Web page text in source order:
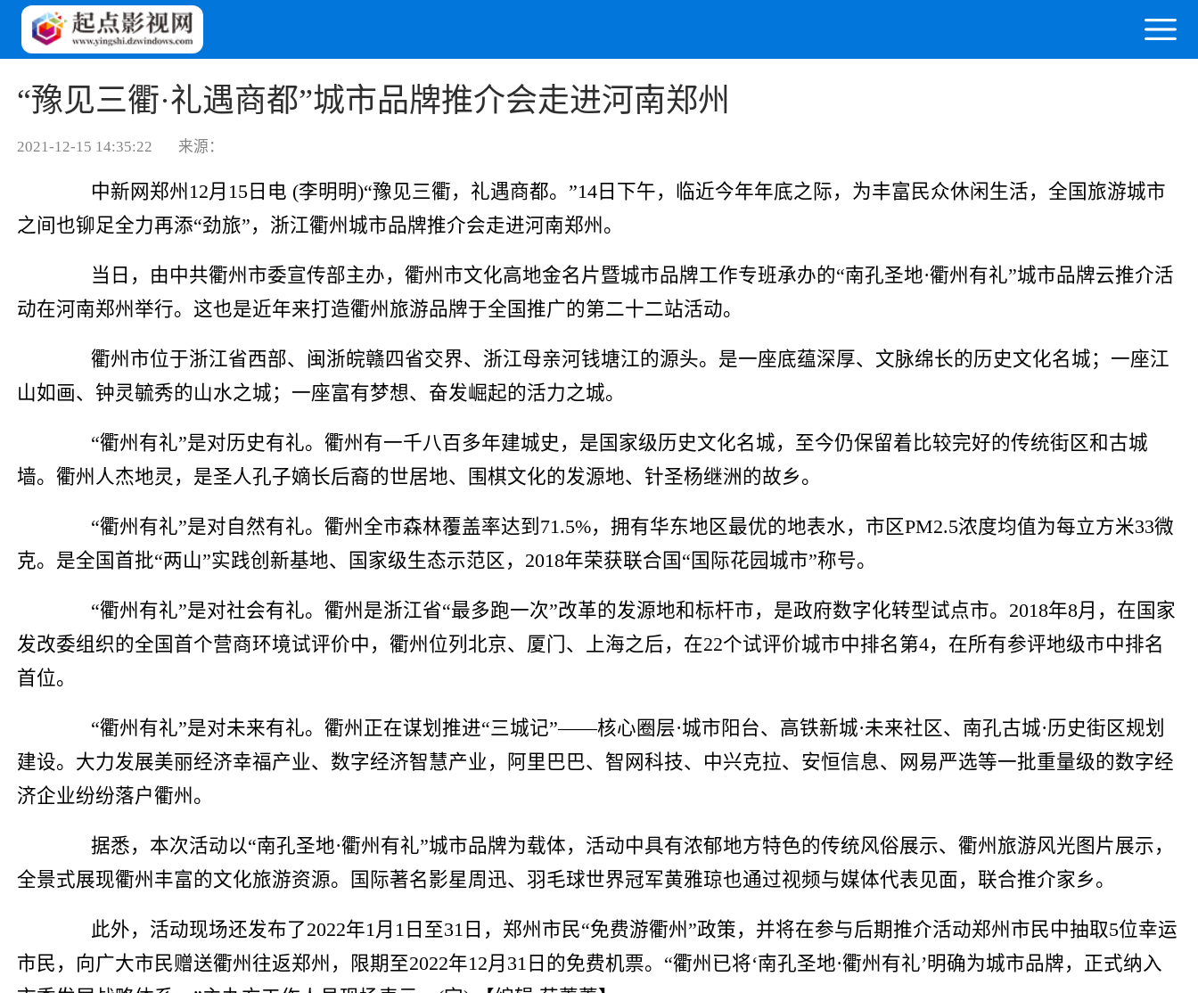
“豫见三衢·礼遇商都”城市品牌推介会走进河南郑州
2021-12-15 14:35:22 来源：
中新网 郑州12月15日电 (李明明)“豫见三衢，礼遇商都。”14日下午，临近今年年底之际，为丰富民众休闲生活，全国旅游城市
之间也铆足全力再添“劲旅”，浙江衢州城市品牌推介会走进河南郑州。
当日，由中共衢州市委宣传部主办，衢州市文化高地金名片暨城市品牌工作专班承办的“南孔圣地·衢州有礼”城市品牌云推介活
动在河南郑州举行。这也是近年来打造衢州旅游品牌于全国推广的第二十二站活动。
衢州市位于浙江省西部、闽浙皖赣四省交界、浙江母亲河钱塘江的源头。是一座底蕴深厚、文脉绵长的历史文化名城；一座江
山如画、钟灵毓秀的山水之城；一座富有梦想、奋发崛起的活力之城。
“衢州有礼”是对历史有礼。衢州有一千八百多年建城史，是国家级历史文化名城，至今仍保留着比较完好的传统街区和古城
墙。衢州人杰地灵，是圣人孔子嫡长后裔的世居地、围棋文化的发源地、针圣杨继洲的故乡。
“衢州有礼”是对自然有礼。衢州全市森林覆盖率达到71.5%，拥有华东地区最优的地表水，市区PM2.5浓度均值为每立方米33微
克。是全国首批“两山”实践创新基地、国家级生态示范区，2018年荣获联合国“国际花园城市”称号。
“衢州有礼”是对社会有礼。衢州是浙江省“最多跑一次”改革的发源地和标杆市，是政府数字化转型试点市。2018年8月，在国家
发改委组织的全国首个营商环境试评价中，衢州位列北京、厦门、上海之后，在22个试评价城市中排名第4，在所有参评地级市中排名
首位。
“衢州有礼”是对未来有礼。衢州正在谋划推进“三城记”——核心圈层·城市阳台、高铁新城·未来社区、南孔古城·历史街区规划
建设。大力发展美丽经济幸福产业、数字经济智慧产业，阿里巴巴、智网科技、中兴克拉、安恒信息、网易严选等一批重量级的数字经
济企业纷纷落户衢州。
据悉，本次活动以“南孔圣地·衢州有礼”城市品牌为载体，活动中具有浓郁地方特色的传统风俗展示、衢州旅游风光图片展示，
全景式展现衢州丰富的文化旅游资源。国际著名影星周迅、羽毛球世界冠军黄雅琼也通过视频与媒体代表见面，联合推介家乡。
此外，活动现场还发布了2022年1月1日至31日，郑州市民“免费游衢州”政策，并将在参与后期推介活动郑州市民中抽取5位幸运
市民，向广大市民赠送衢州往返郑州，限期至2022年12月31日的免费机票。“衢州已将‘南孔圣地·衢州有礼’明确为城市品牌，正式纳入